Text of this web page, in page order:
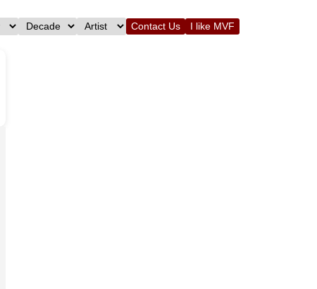
Contact Us I like MVF